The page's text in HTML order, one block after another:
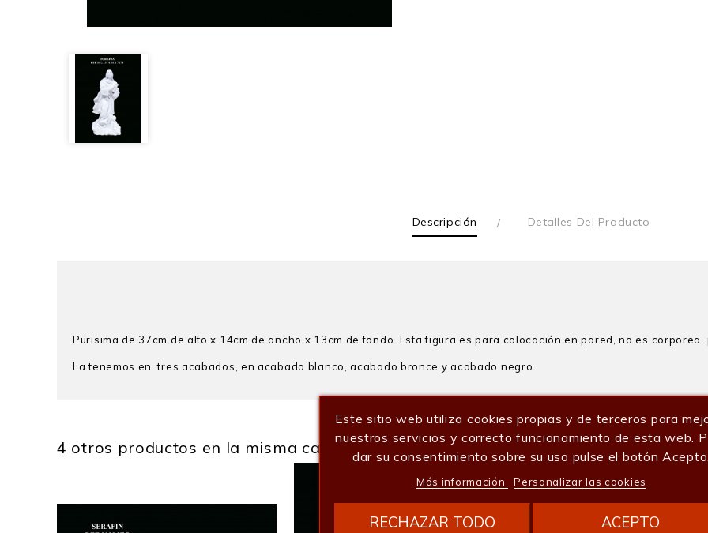
Descripción Detalles Del Producto
Purisima de 37cm de alto x 14cm de ancho x 13cm de fondo. Esta figura es para colocación en pared, no es corporea,
La tenemos en tres acabados, en acabado blanco, acabado bronce y acabado negro.
37
Ancho 14
4 otros productos en la misma categoría:
Este sitio web utiliza cookies propias y de terceros para
nuestros servicios y correcto funcionamiento de esta web.
dar su consentimiento sobre su uso pulse el botón Acepto.
Más información Personalizar las cookies
RECHAZAR TODO ACEPTO